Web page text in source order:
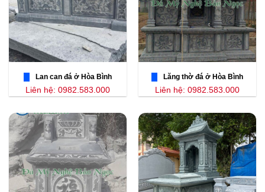
Lan can đá ở Hòa Bình
Liên hệ: 0982.583.000
Lăng thờ đá ở Hòa Bình
Liên hệ: 0982.583.000